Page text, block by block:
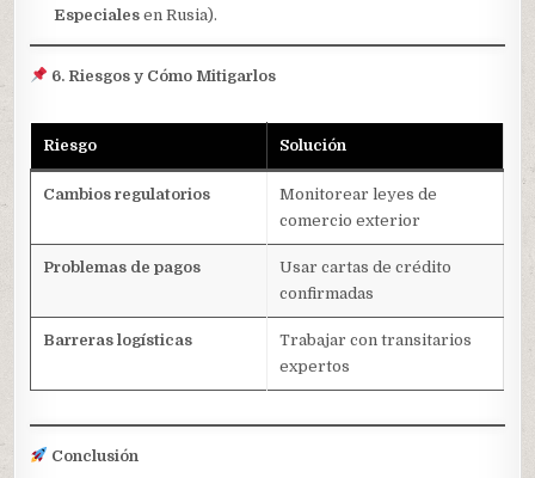
Especiales en Rusia).
6. Riesgos y Cómo Mitigarlos
Riesgo Solución
Cambios regulatorios
Monitorear leyes de
comercio exterior
Problemas de pagos
Usar cartas de crédito
confirmadas
Barreras logísticas
Trabajar con transitarios
expertos
Conclusión